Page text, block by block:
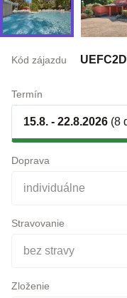
Kód zájazdu UEFC2D
Termín
15.8. - 22.8.2026
individuálne
Stravovanie
bez stravy
Zloženie
2 dospelí